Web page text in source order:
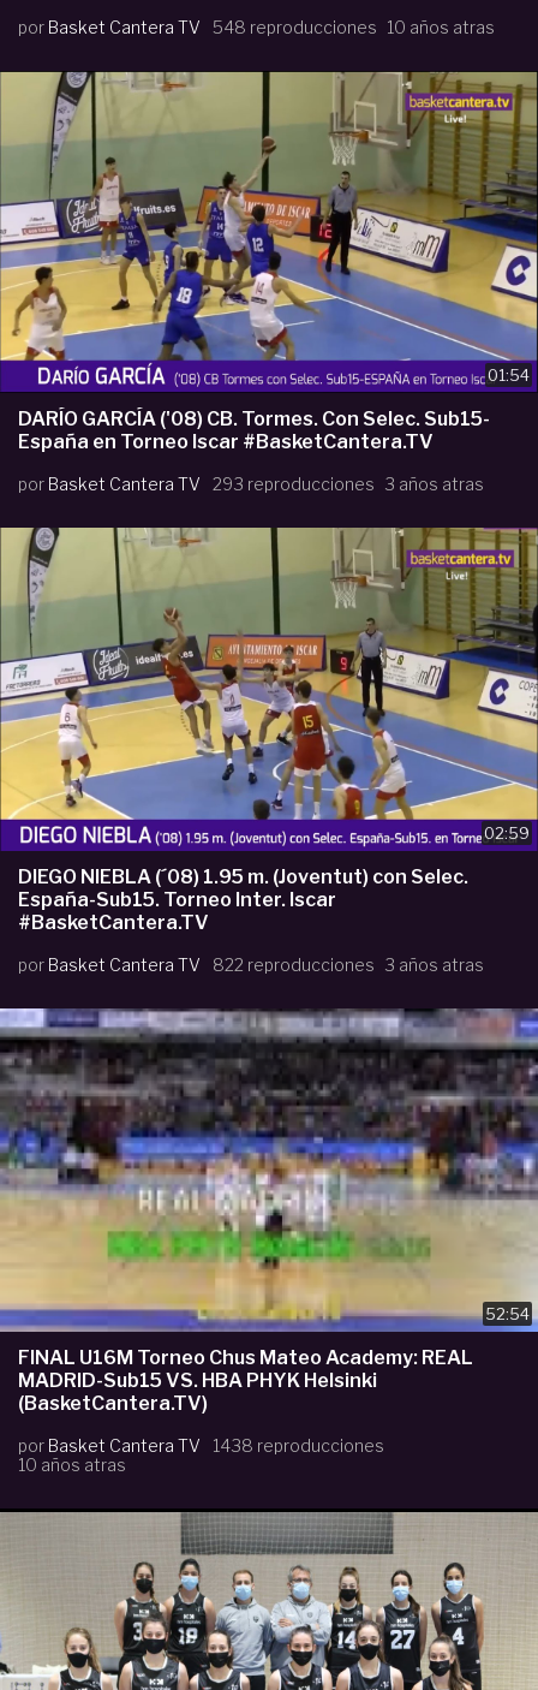
por Basket Cantera TV 548 reproducciones 10 años atras
01:54
DARÍO GARCÍA ('08) CB. Tormes. Con Selec. Sub15-
España en Torneo Iscar #BasketCantera.TV
por Basket Cantera TV 293 reproducciones 3 años atras
02:59
DIEGO NIEBLA (´08) 1.95 m. (Joventut) con Selec.
España-Sub15. Torneo Inter. Iscar
#BasketCantera.TV
por Basket Cantera TV 822 reproducciones 3 años atras
52:54
FINAL U16M Torneo Chus Mateo Academy: REAL
MADRID-Sub15 VS. HBA PHYK Helsinki
(BasketCantera.TV)
por Basket Cantera TV
1438 reproducciones
10 años atras